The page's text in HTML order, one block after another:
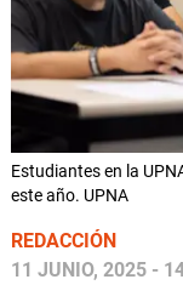
Estudiantes en la
este año. UPNA
REDACCIÓN
11 JUNIO, 2025 -